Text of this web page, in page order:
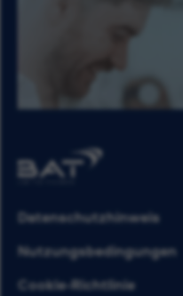
Datenschutzhinweis
Nutzungsbedingungen
Cookie-Richtlinie